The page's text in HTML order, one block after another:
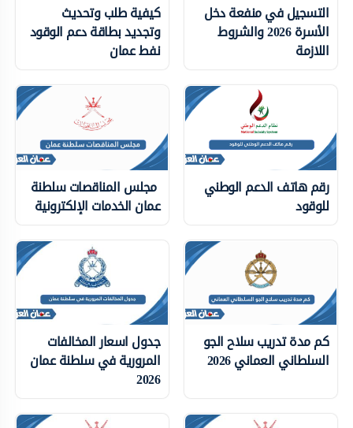
التسجيل في منفعة دخل
الأسرة 2026 والشروط
اللازمة
كيفية طلب وتحديث
وتجديد بطاقة دعم الوقود
نفط عمان
رقم هاتف الدعم الوطني
للوقود
مجلس المناقصات سلطنة
عمان الخدمات الإلكترونية
كم مدة تدريب سلاح الجو
السلطاني العماني 2026
جدول اسعار المخالفات
المرورية في سلطنة عمان
2026